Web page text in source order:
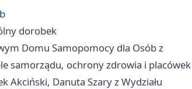
dorobek
Domu Samopomocy dla Osób z
samorządu, ochrony zdrowia i placówek
Danuta Szary z Wydziału